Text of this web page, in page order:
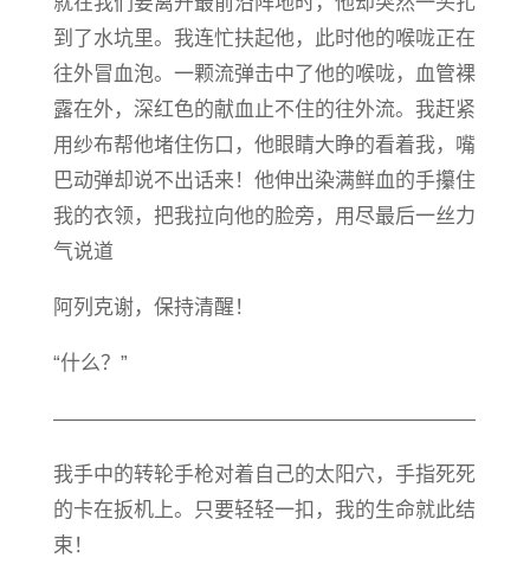
到了水坑里。我连忙扶起他，此时他的喉咙正在
往外冒血泡。一颗流弹击中了他的喉咙，血管裸
露在外，深红色的献血止不住的往外流。我赶紧
用纱布帮他堵住伤口，他眼睛大睁的看着我，嘴
巴动弹却说不出话来！他伸出染满鲜血的手攥住
我的衣领，把我拉向他的脸旁，用尽最后一丝力
气说道
阿列克谢，保持清醒！
“什么？”
—————————————————————
我手中的转轮手枪对着自己的太阳穴，手指死死
的卡在扳机上。只要轻轻一扣，我的生命就此结
束！